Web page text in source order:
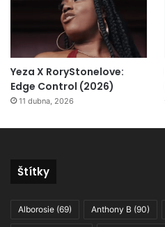
Yeza X RoryStonelove:
Edge Control (2026)
11 dubna, 2026
Štítky
Alborosie (69) Anthony B (90)